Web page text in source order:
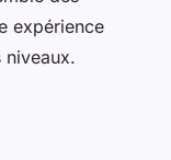
expérience
niveaux.